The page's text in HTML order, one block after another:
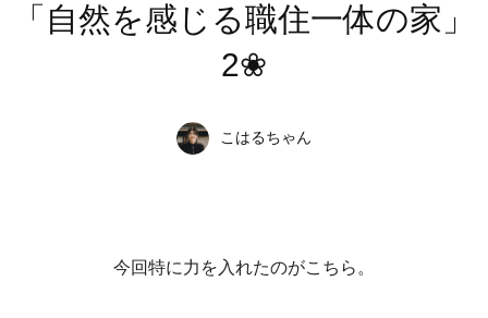
「自然を感じる職住一体の家」
2❀
こはるちゃん
今回特に力を入れたのがこちら。